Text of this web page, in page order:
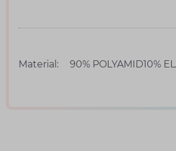
Material: 90% POLYAMID10%